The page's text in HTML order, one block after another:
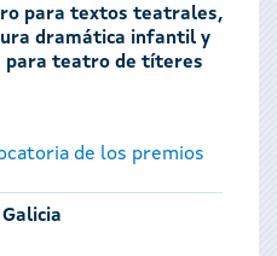
para textos teatrales,
dramática infantil y
para teatro de títeres
de los premios